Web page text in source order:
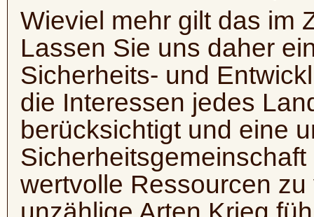
Wieviel mehr gilt das im
Lassen Sie uns daher
Sicherheits- und
die Interessen jedes
berücksichtigt und eine
wertvolle Ressourcen